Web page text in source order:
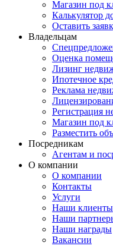
Магазин под
Калькулятор
Оставить
Владельцам
Оценка
Лизинг
Ипотечное
Реклама
Регистрация
Магазин под
Разместить
Посредникам
Агентам и
О компании
О компании
Контакты
Услуги
Наши клиенты
Наши
Наши награды
Вакансии